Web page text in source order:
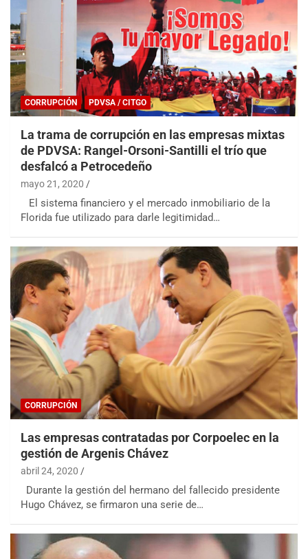
CORRUPCIÓN PDVSA / CITGO
La trama de corrupción en las empresas mixtas
de PDVSA: Rangel-Orsoni-Santilli el trío que
desfalcó a Petrocedeño
mayo 21, 2020
El sistema financiero y el mercado inmobiliario de la
Florida fue utilizado para darle legitimidad…
CORRUPCIÓN
Las empresas contratadas por Corpoelec en la
gestión de Argenis Chávez
abril 24, 2020
Durante la gestión del hermano del fallecido presidente
Hugo Chávez, se firmaron una serie de…